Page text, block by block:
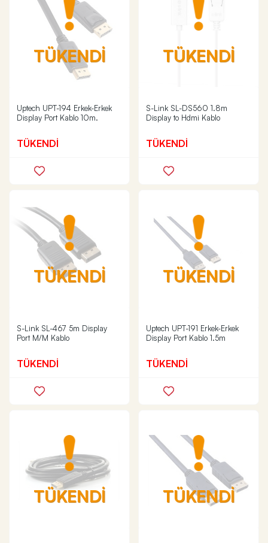
TÜKENDİ
Uptech UPT-194 Erkek-Erkek
Display Port Kablo 10m.
TÜKENDİ
TÜKENDİ
S-Link SL-DS560 1.8m
Display to Hdmi Kablo
TÜKENDİ
TÜKENDİ
S-Link SL-467 5m Display
Port M/M Kablo
TÜKENDİ
TÜKENDİ
Uptech UPT-191 Erkek-Erkek
Display Port Kablo 1.5m
TÜKENDİ
TÜKENDİ TÜKENDİ